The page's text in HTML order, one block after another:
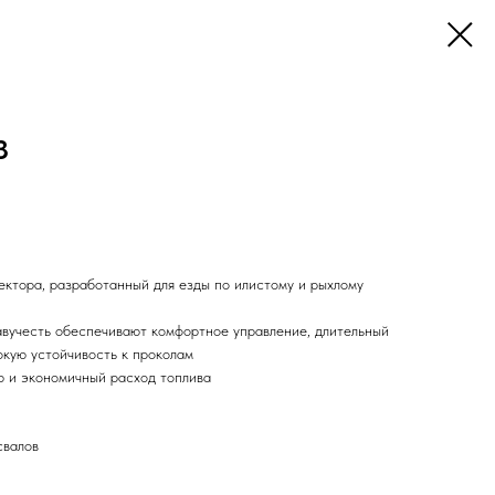
разработанный для езды по илистому и рыхлому
обеспечивают комфортное управление, длительный
устойчивость к проколам
и экономичный расход топлива